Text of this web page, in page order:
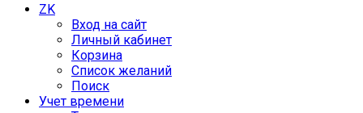
ZK
Вход на сайт
Личный кабинет
Корзина
Список желаний
Поиск
Учет времени